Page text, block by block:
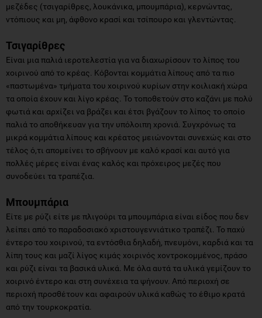
μεζέδες (τσιγαρίθρες, λουκάνικα, μπουμπάρια), κερνώντας,
ντόπιους και μη, άφθονο κρασί και τσίπουρο και γλεντώντας.
Τσιγαρίθρες
Είναι μια παλιά ιεροτελεστία για να διαχωρίσουν το λίπος του
χοιρινού από το κρέας. Κόβονται κομμάτια λίπους από τα πιο
«παστωμένα» τμήματα του χοιρινού κυρίων στην κοιλιακή χώρα
τα οποία έχουν και λίγο κρέας. Το τοποθετούν στο καζάνι με πολύ
φωτιά και αρχίζει να βράζει και έτσι βγάζουν το λίπος το οποίο
παλιά το αποθήκευαν για την υπόλοιπη χρονιά. Συγχρόνως τα
μικρά κομμάτια λίπους και κρέατος μειώνονται συνεχώς και στο
τέλος ό,τι απομείνει το σβήνουν με καλό κρασί και αυτό για
πολλές μέρες είναι ένας καλός και πρόχειρος μεζές που
συνοδεύει τα τραπέζια.
Μπουμπάρια
Είτε με ρύζι είτε με πλιγούρι τα μπουμπάρια είναι είδος που δεν
λείπει από το παραδοσιακό χριστουγεννιάτικο τραπέζι. Το παχύ
έντερο του χοιρινού, τα εντόσθια δηλαδή, πνευμόνι, καρδιά και τα
λίπη τους και μαζί λίγος κιμάς χοιρινός χοντροκομμένος, πράσο
και ρύζι είναι τα βασικά υλικά. Με όλα αυτά τα υλικά γεμίζουν το
χοιρινό έντερο και στη συνέχεια τα ψήνουν. Από περιοχή σε
περιοχή προσθέτουν και αφαιρούν υλικά καθώς το έθιμο κρατά
από την τουρκοκρατία.